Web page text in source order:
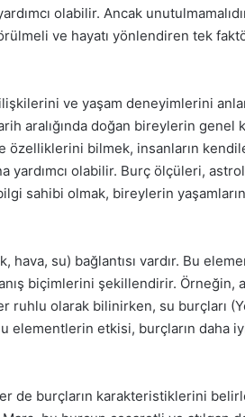
olabilir. Ancak
ve hayatı yönlendiren tek
ve yaşam deneyimlerini
aralığında doğan bireylerin genel
özelliklerini bilmek, insanların
yardımcı olabilir. Burç ölçüleri,
sahibi olmak, bireylerin
su) bağlantısı vardır. Bu
biçimlerini şekillendirir. Örneğin,
olarak bilinirken, su burçları
etkisi, burçların daha iyi
de burçların karakteristiklerini